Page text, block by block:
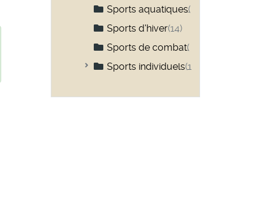
Sports aquatiques(3)
Sports d'hiver(14)
Sports de combat(8)
Sports individuels(17)